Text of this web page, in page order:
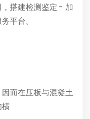
搭建检测鉴定 - 加
平台。
而在压板与混凝土
横